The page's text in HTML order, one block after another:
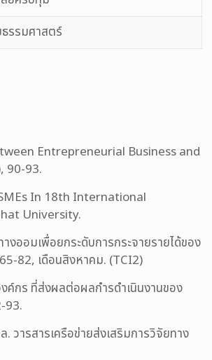
รรมศาสตร์
Entrepreneurial Business and
90-93.
In 18th International
University.
ออมเพื่อยกระดับการกระจายรายได้ของ
82, เดือนสิงหาคม. (TCI2)
กร ที่ส่งผลต่อผลกํารดำเนินงานของ
93.
ารสารเครือข่ายส่งเสริมการวิจัยทาง